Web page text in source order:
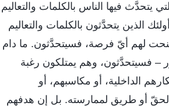
يتحدَّث فيها الناس بالكلمات والتعاليم
الذين يتحدَّثون بالكلمات والتعاليم
سنحت لهم أيّ فرصة، فسيتحدَّثون. ما دام
– فسيتحدَّثون، وهم يمتلكون رغبة
الداخلية، أو مكاسبهم، أو
الحقّ أو طريق لممارسته. بل إن هدفهم